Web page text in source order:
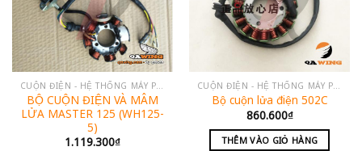
CUỘN ĐIỆN - HỆ THỐNG MÁY PHÁT
BỘ CUỘN ĐIỆN VÀ MÂM
LỬA MASTER 125 (WH125-
5)
1.119.300₫
CUỘN ĐIỆN - HỆ THỐNG MÁY PHÁT
Bộ cuộn lửa điện 502C
860.600₫
THÊM VÀO GIỎ HÀNG